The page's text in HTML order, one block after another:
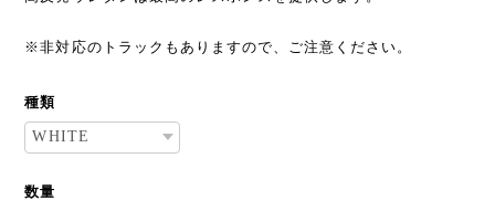
※非対応のトラックもありますので、ご注意ください。
種類
数量